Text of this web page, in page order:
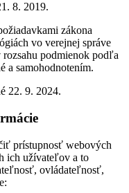
8. 2019.
zákona
vo verejnej správe
podmienok podľa
a samohodnotením.
22. 9. 2024.
prístupnosť webových
ich užívateľov a to
ovládateľnosť,